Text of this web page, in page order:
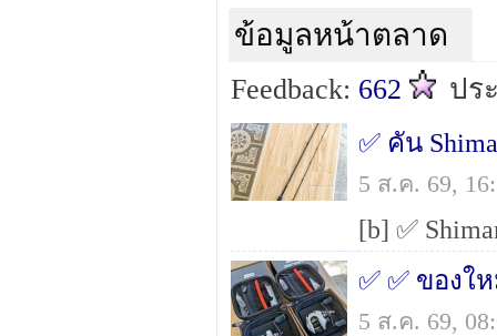
ข้อมูลหน้าตลาด
Feedback: 662 ปร
5 ส.ค. 69,
✅ ✅ ของใ
5 ส.ค. 69,